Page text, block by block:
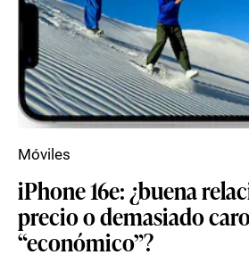
iPhone 16e: ¿buena
precio o demasiado
“económico”?
Móviles